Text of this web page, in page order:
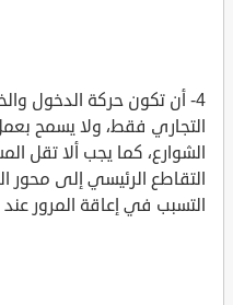
4- أن تكون حركة الدخول
التجاري فقط، ولا يسمح
الشوارع، كما يجب ألا تقل
التسبب في إعاقة المرور عند